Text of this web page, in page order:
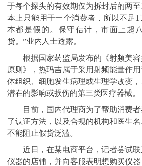
于每个探头的有效期仅为拆封后的两
本上只能用于一个消费者，所以不足
本都是假的。保守估计，市面上超
货。”业内人士透露。
根据国家药监局发布的《射频美容
原则》，热玛吉属于采用射频能量作
体组织、细胞发生病理或生理学改变
潜在的影响或损伤的第三类医疗器械。
目前，国内代理商为了帮助消费者
了认证方法，以及合规的机构和医生
不能阻止假货泛滥。
近日，在某电商平台，记者尝试联
仪器的店铺，并向客服表明想购买仪